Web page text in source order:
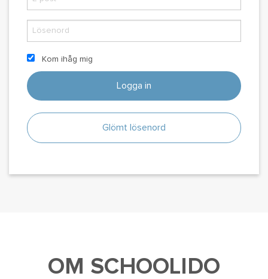
Kom ihåg mig
Logga in
Glömt lösenord
OM SCHOOLIDO